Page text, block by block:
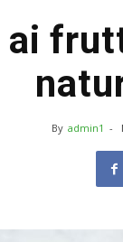
ai
By admin1 -